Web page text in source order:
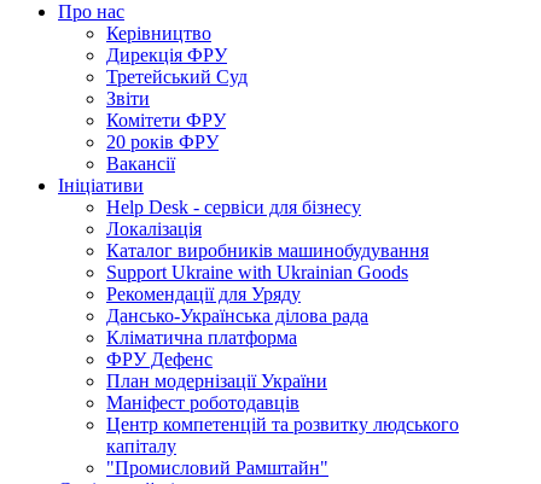
Про нас
Керівництво
Дирекція ФРУ
Третейський Суд
Звіти
Комітети ФРУ
20 років ФРУ
Вакансії
Ініціативи
Help Desk - сервіси для бізнесу
Локалізація
Каталог виробників машинобудування
Support Ukraine with Ukrainian Goods
Рекомендації для Уряду
Дансько-Українська ділова рада
Кліматична платформа
ФРУ Дефенс
План модернізації України
Маніфест роботодавців
Центр компетенцій та розвитку людського
капіталу
"Промисловий Рамштайн"